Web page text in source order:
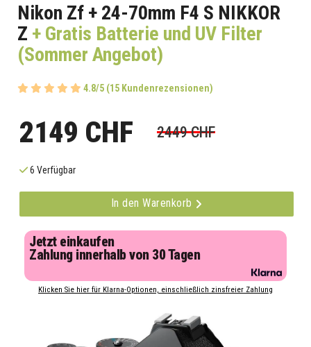
Nikon Zf + 24-70mm F4 S NIKKOR
Z + Gratis Batterie und UV Filter
(Sommer Angebot)
4.8/5 (15 Kundenrezensionen)
2149 CHF 2449 CHF
6 Verfügbar
In den Warenkorb
Jetzt einkaufen
Zahlung innerhalb von 30 Tagen
Klicken Sie hier für Klarna-Optionen, einschließlich zinsfreier Zahlung